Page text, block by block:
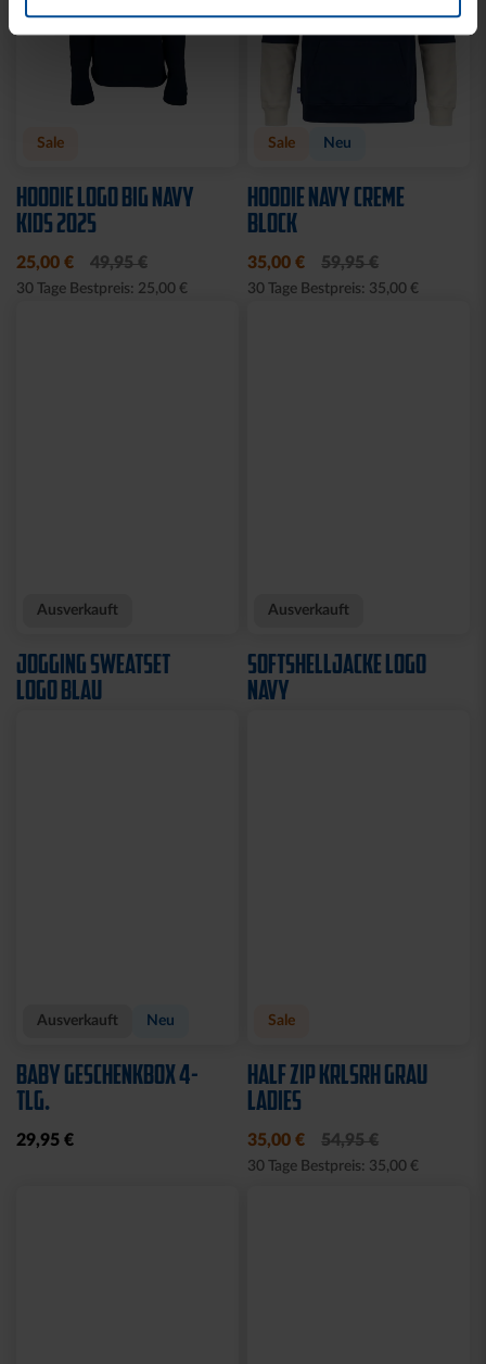
Sale
HOODIE LOGO BIG NAVY
KIDS 2025
25,00 € 49,95 €
30 Tage Bestpreis: 25,00 €
Sale Neu
HOODIE NAVY CREME
BLOCK
35,00 € 59,95 €
30 Tage Bestpreis: 35,00 €
Ausverkauft
JOGGING SWEATSET
LOGO BLAU
Ausverkauft
SOFTSHELLJACKE LOGO
NAVY
Ausverkauft Neu
BABY GESCHENKBOX 4-
TLG.
29,95 €
Sale
HALF ZIP KRLSRH GRAU
LADIES
35,00 € 54,95 €
30 Tage Bestpreis: 35,00 €